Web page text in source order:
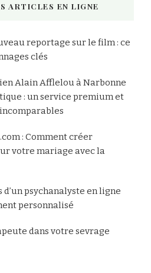
ARTICLES EN LIGNE
reportage sur le film : ce
clés
Alain Afflelou à Narbonne
: un service premium et
: Comment créer
votre mariage avec la
psychanalyste en ligne
personnalisé
dans votre sevrage